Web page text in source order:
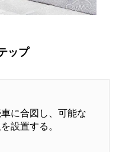
ップ
に合図し、可能な
設置する。